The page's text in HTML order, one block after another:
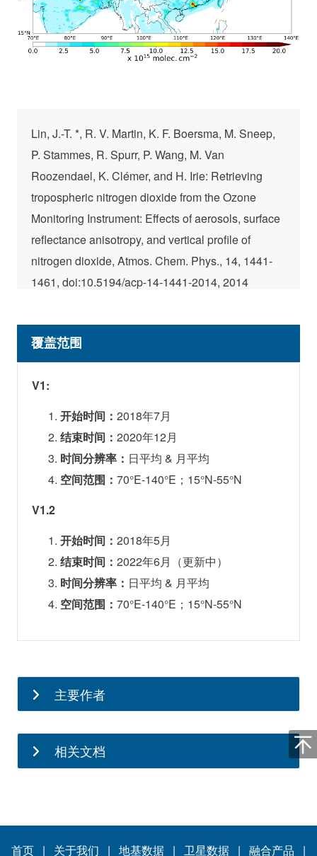
Lin, J.-T. *, R. V. Martin, K. F. Boersma, M. Sneep,
P. Stammes, R. Spurr, P. Wang, M. Van
Roozendael, K. Clémer, and H. Irie: Retrieving
tropospheric nitrogen dioxide from the Ozone
Monitoring Instrument: Effects of aerosols, surface
reflectance anisotropy, and vertical profile of
nitrogen dioxide, Atmos. Chem. Phys., 14, 1441-
1461, doi:10.5194/acp-14-1441-2014, 2014
Lin, J.-T. *, Liu, M.-Y., Xin, J.-Y., Boersma, K. F.,
Spurr, R., Martin, R., and Zhang, Q.: Influence of
aerosols and surface reflectance on satellite NO2
implications for NOx emission constraints,
Atmospheric Chemistry and Physics, 15, 11217-
11241, doi:10.5194/acp-15-11217-2015, 2015
Wang, Y., Chimot, J., Wagner, T., Xie, P., Eskes, H.,
Van Roozendael, M., Hendrick, F., Wang, P., Wang,
T., Yan, Y.-Y., Chen, L.-L., and Ni, R.-J.: Improved
aerosol correction for OMI tropospheric NO2
2019
Liu, M.-Y., Lin, J.-T. *, Kong, H., Boersma, K. F.,
Eskes, H., Kanaya, Y., He, Q., Tian, X., Qin, K.,
覆盖范围
V1:
开始时间：2018年7月
结束时间：2020年12月
时间分辨率： 日平均 & 月平均
空间范围：70°E-140°E；15°N-55°N
V1.2
开始时间：2018年5月
结束时间：2022年6月（更新中）
时间分辨率： 日平均 & 月平均
空间范围：70°E-140°E；15°N-55°N
主要作者
林金泰
研究领域：卫星遥感、大气化学和气
相关文档
首页| 关于我们 | 地基数据| 卫星数据| 融合产品 |